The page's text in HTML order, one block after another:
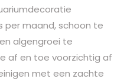
per maand, schoon te
algengroei te
af en toe voorzichtig af
met een zachte